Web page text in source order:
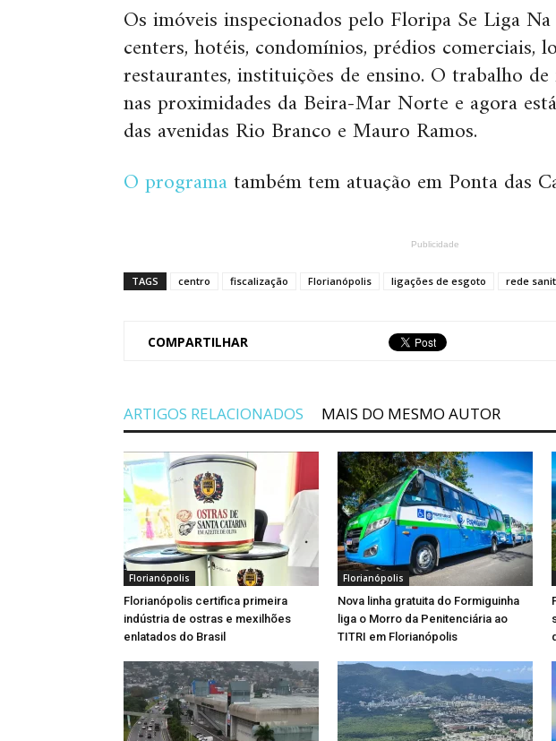
Os imóveis inspecionados pelo Floripa Se Liga
centers, hotéis, condomínios, prédios comerciais,
restaurantes, instituições de ensino. O trabalho
nas proximidades da Beira-Mar Norte e agora
das avenidas Rio Branco e Mauro Ramos.
O programatambém tem atuação em Ponta das
Publicidade
TAGS centro fiscalização Florianópolis ligações de esgoto rede
COMPARTILHAR
ARTIGOS RELACIONADOS MAIS DO MESMO AUTOR
Florianópolis
Florianópolis certifica primeira
indústria de ostras e mexilhões
enlatados do Brasil
Florianópolis
Nova linha gratuita do Formiguinha
liga o Morro da Penitenciária ao
TITRI em Florianópolis